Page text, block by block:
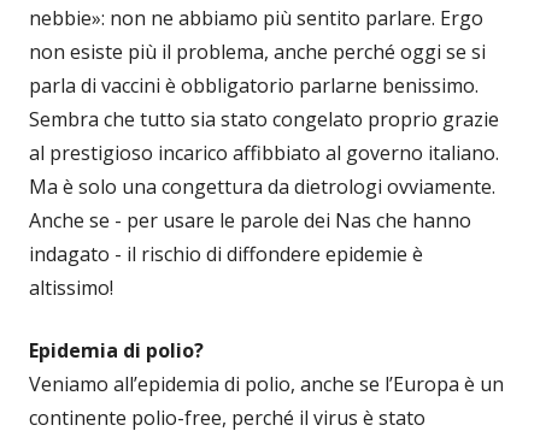
nebbie»: non ne abbiamo più sentito parlare. Ergo
non esiste più il problema, anche perché oggi se si
parla di vaccini è obbligatorio parlarne benissimo.
Sembra che tutto sia stato congelato proprio grazie
al prestigioso incarico affibbiato al governo italiano.
Ma è solo una congettura da dietrologi ovviamente.
Anche se - per usare le parole dei Nas che hanno
indagato - il rischio di diffondere epidemie è
altissimo!
Epidemia di polio?
Veniamo all’epidemia di polio, anche se l’Europa è un
continente polio-free, perché il virus è stato